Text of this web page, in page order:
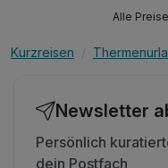
Alle
Kurzreisen
Newsletter
Persönlich
dein Postfach